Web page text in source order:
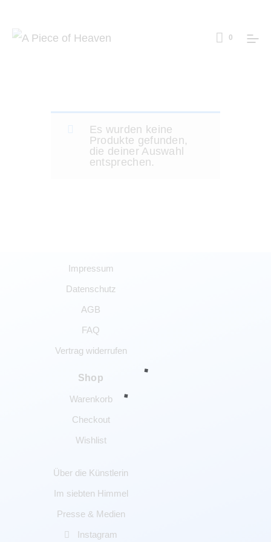
0
Es wurden keine
Produkte gefunden,
die deiner Auswahl
entsprechen.
Impressum
Datenschutz
AGB
FAQ
Vertrag widerrufen
Shop
Warenkorb
Checkout
Wishlist
Über die Künstlerin
Im siebten Himmel
Presse & Medien
Instagram